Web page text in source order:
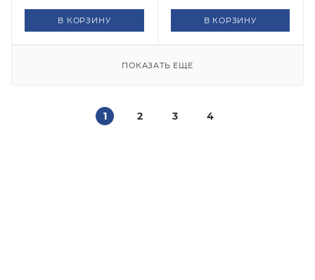
В КОРЗИНУ В КОРЗИНУ
ПОКАЗАТЬ ЕЩЕ
1 2 3 4